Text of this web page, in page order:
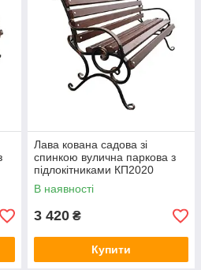
Лава кована садова зі
спинкою вулична паркова з
підлокітниками КП2020
В наявності
3 420 ₴
Купити